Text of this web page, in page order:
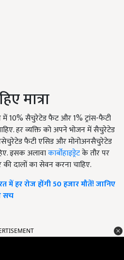
मात्रा
में10%सैचुरेटेड फैट और1%ट्रांस-फैटी
हर व्यक्ति को अपने भोजन में सैचुरेटेड
फैटी एसिड और मोनोअनसैचुरेटेड
इसक अलावाकार्बोहाइड्रेटके तौर पर
की दालों का सेवन करना चाहिए.
में हर रोज होंगी 50 हजार मौतें! जानिए
सच